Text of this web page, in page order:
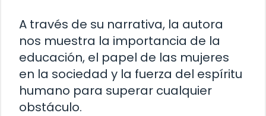
A través de su narrativa, la autora
nos muestra la importancia de la
educación, el papel de las mujeres
en la sociedad y la fuerza del espíritu
humano para superar cualquier
obstáculo.